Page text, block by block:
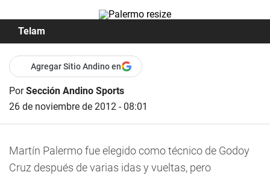
Telam
Agregar Sitio Andino en
PorSección Andino Sports
26 de noviembre de 2012 - 08:01
Martín Palermo fue elegido como técnico de Godoy
Cruz después de varias idas y vueltas, pero